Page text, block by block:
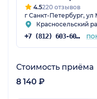
4.5220 отзывов
г Санкт-Петербург, ул
Красносельский
+7 (812) 603-60-42
Стоимость приёма
8 140 ₽